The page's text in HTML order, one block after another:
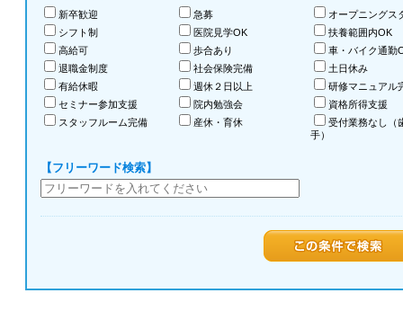
新卒歓迎 急募
オープニングス
シフト制
医院見学OK
扶養範囲内OK
高給可
歩合あり
車・バイク通勤
退職金制度
社会保険完備
土日休み
有給休暇
週休２日以上
研修マニュアル
セミナー参加支援
院内勉強会
資格所得支援
スタッフルーム完備
産休・育休
受付業務なし（
手）
【フリーワード検索】